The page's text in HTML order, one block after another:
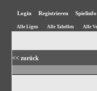
Login Registrieren
Alle Ligen Alle Tabellen Alle
<< zurück